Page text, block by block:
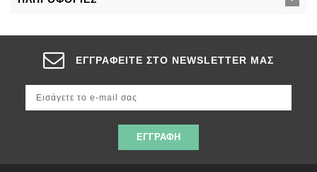
ΕΓΓΡΑΦΕΊΤΕ ΣΤΟ NEWSLETTER ΜΑΣ
ΕΓΓΡΑΦΉ